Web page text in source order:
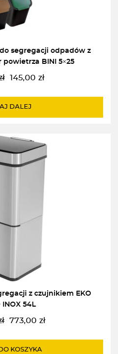
segregacji odpadów z
BINI 5×25
Pierwotna
wynosiła:
145,00 zł
Aktualna
wynosi:
DALEJ
z czujnikiem EKO
INOX 54L
Pierwotna
wynosiła:
773,00 zł
Aktualna
wynosi:
KOSZYKA